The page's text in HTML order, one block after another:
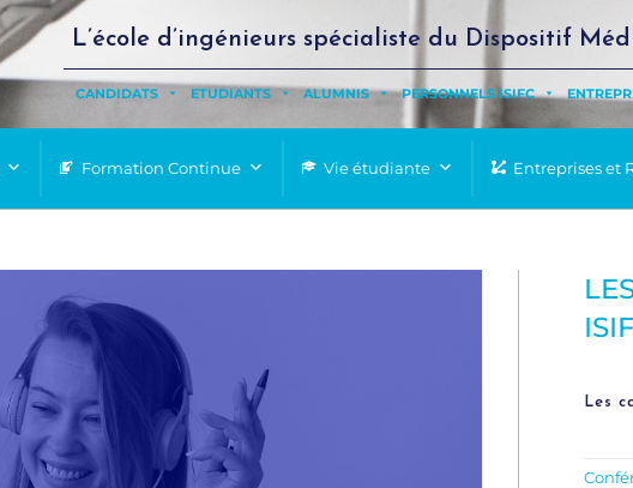
L’école d’ingénieurs spécialiste du Dispositif
CANDIDATS ETUDIANTS ALUMNIS PERSONNELS ISIFC
Formation Continue Vie étudiante Entreprises et
Les